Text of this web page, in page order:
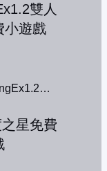
拳皇WingEx1.2雙人版